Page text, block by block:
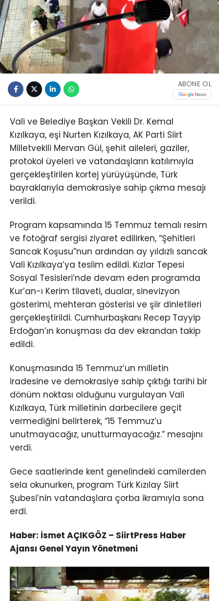
ABONE OL
Vali ve Belediye Başkan Vekili Dr. Kemal
Kızılkaya, eşi Nurten Kızılkaya, AK Parti Siirt
Milletvekili Mervan Gül, şehit aileleri, gaziler,
protokol üyeleri ve vatandaşların katılımıyla
gerçekleştirilen kortej yürüyüşünde, Türk
bayraklarıyla demokrasiye sahip çıkma mesajı
verildi.
Program kapsamında 15 Temmuz temalı resim
ve fotoğraf sergisi ziyaret edilirken, “Şehitleri
Sancak Koşusu”nun ardından ay yıldızlı sancak
Vali Kızılkaya’ya teslim edildi. Kızlar Tepesi
Sosyal Tesisleri’nde devam eden programda
Kur’an-ı Kerim tilaveti, dualar, sinevizyon
gösterimi, mehteran gösterisi ve şiir dinletileri
gerçekleştirildi. Cumhurbaşkanı Recep Tayyip
Erdoğan’ın konuşması da dev ekrandan takip
edildi.
Konuşmasında 15 Temmuz’un milletin
iradesine ve demokrasiye sahip çıktığı tarihi bir
dönüm noktası olduğunu vurgulayan Vali
Kızılkaya, Türk milletinin darbecilere geçit
vermediğini belirterek, “15 Temmuz’u
unutmayacağız, unutturmayacağız.” mesajını
verdi.
Gece saatlerinde kent genelindeki camilerden
sela okunurken, program Türk Kızılay Siirt
Şubesi’nin vatandaşlara çorba ikramıyla sona
erdi.
Haber: İsmet AÇIKGÖZ – SiirtPress Haber
Ajansı Genel Yayın Yönetmeni